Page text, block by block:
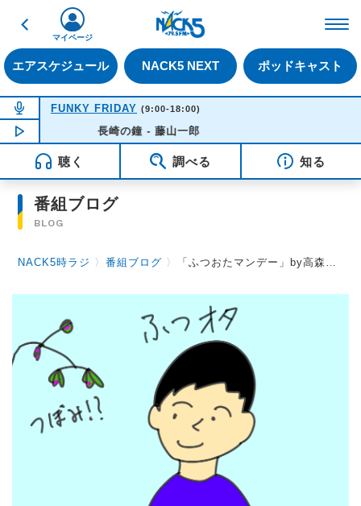
戻る
エアスケジュール NACK5 NEXT ポッドキャスト
マイページ
NOW ON AIR
FUNKY FRIDAY (9:00-18:00)
NOW PLAYING14:21
長崎の鐘 - 藤山一郎
聴く 調べる 知る
番組ブログ
BLOG
NACK5時ラジ 〉番組ブログ 〉 「ふつおたマンデー」by高森浩二